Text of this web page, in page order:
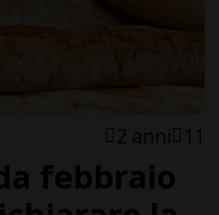
2 anni 11
febbraio